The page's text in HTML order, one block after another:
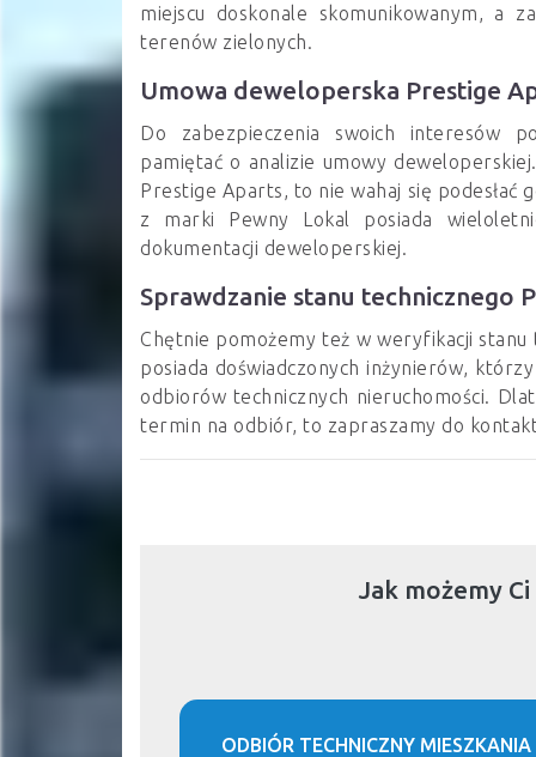
miejscu doskonale skomunikowanym, a
terenów zielonych.
Umowa deweloperska Prestige
Do zabezpieczenia swoich interesów
pamiętać o analizie umowy
Prestige Aparts, to nie wahaj się podesłać
z marki Pewny Lokal posiada
dokumentacji deweloperskiej.
Sprawdzanie stanu technicznego
Chętnie pomożemy też w weryfikacji stanu
posiada doświadczonych inżynierów,
odbiorów technicznych nieruchomości.
termin na odbiór, to zapraszamy do
Jak możemy
ODBIÓR TECHNICZNY MIESZKANIA